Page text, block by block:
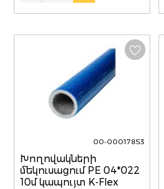
00-00017853
Խողովակների
մեկուսացում PE 04*022
10մ կապույտ K-Flex